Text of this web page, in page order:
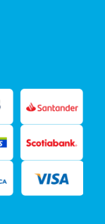
tratamiento de
tal y como se